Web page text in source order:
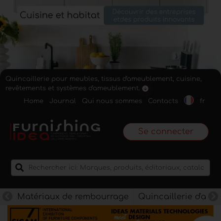
Quincaillerie pour meubles, tissus d'ameublement, cuisine,
revêtements et systèmes d'ameublement.
Home
Journal Qui nous sommes Contacts fr
Se connecter
Matériaux de rembourrage Quincaillerie